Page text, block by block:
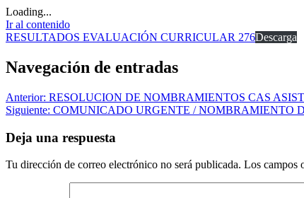
Loading...
Ir al contenido
RESULTADOS EVALUACIÓN CURRICULAR 276Descarga
Navegación de entradas
Anterior: RESOLUCION DE NOMBRAMIENTOS CAS
Siguiente: COMUNICADO URGENTE / NOMBRAMIENTO
Deja una respuesta
Tu dirección de correo electrónico no será publicada. Los campos